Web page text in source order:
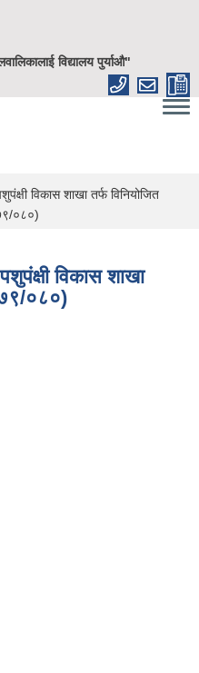
विद्यालय पुर्याऔ"
विकास शाखा तर्फ विनियोजित
०८०)
विकास शाखा
०८०)